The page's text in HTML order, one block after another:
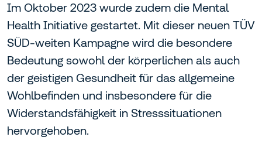
Im Oktober 2023 wurde zudem die Mental
Health Initiative gestartet. Mit dieser neuen TÜV
SÜD-weiten Kampagne wird die besondere
Bedeutung sowohl der körperlichen als auch
der geistigen Gesundheit für das allgemeine
Wohlbefinden und insbesondere für die
Widerstandsfähigkeit in Stresssituationen
hervorgehoben.